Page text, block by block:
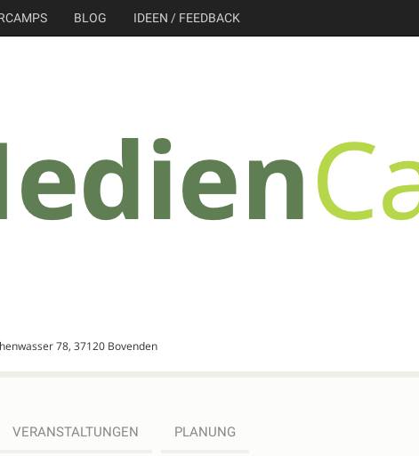
BLOG IDEEN / FEEDBACK
78, 37120 Bovenden
VERANSTALTUNGEN PLANUNG